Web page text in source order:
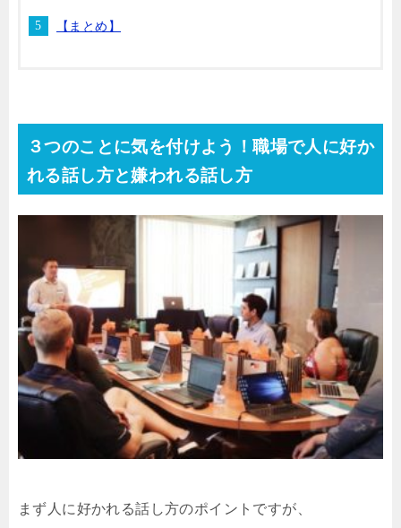
【まとめ】
３つのことに気を付けよう！職場で人に好か
れる話し方と嫌われる話し方
まず人に好かれる話し方のポイントですが、